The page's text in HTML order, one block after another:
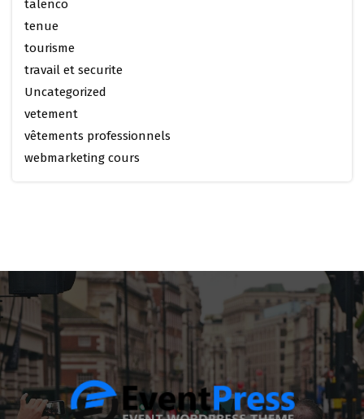
talenco
tenue
tourisme
travail et securite
Uncategorized
vetement
vêtements professionnels
webmarketing cours